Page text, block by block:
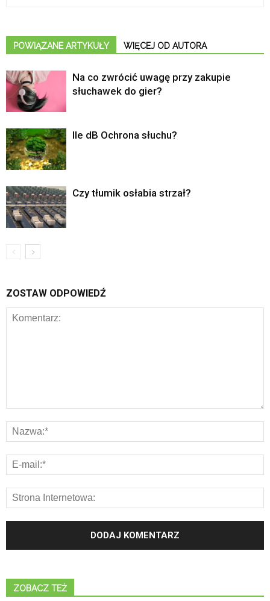
POWIĄZANE ARTYKUŁY WIĘCEJ OD AUTORA
Na co zwrócić uwagę przy zakupie
słuchawek do gier?
Ile dB Ochrona słuchu?
Czy tłumik osłabia strzał?
ZOSTAW ODPOWIEDŹ
ZOBACZ TEŻ